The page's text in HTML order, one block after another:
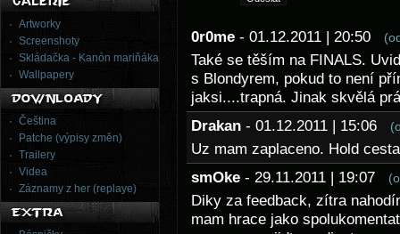
Artworky
Screenshoty
Skládačka - Kanón mariňáka
Wallpapery
Čeština
Patche (výpisy změn)
Trailery
Videa
Záznamy z her (replaye)
0r0me - 01.12.2011 | 20:50
Také se těším na FINALS.
s Blondyrem, pokud to není
jaksi....trapná. Jinak skvělá
Drakan - 01.12.2011 | 15:06
Uz mam zaplaceno. Hold
smOke - 29.11.2011 | 19:07
Diky za feedback, zítra
mam hrace jako